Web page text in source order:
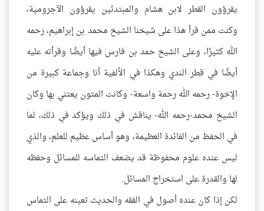
يقرؤون القطر لابن هشام والمبتدئين يقرؤون الآجرومية،
وكنت ممن قرأ هذا على شيخنا الشيخ محمد بن إبراهيم، رحمه
الله كثيرًا، وعلى الشيخ حمد بن فارس فيها أيضًا وقرأته عليه
أيضًا في قطر الندي وهكذا في الألفية أنا وجماعة كبيرة من
الإخوة- رحمه الله رحمة واسعة- وكانت المتون يعتني بها وكان
الشيخ محمد-رحمه الله- يناقش في ذلك ويؤكد في ذلك، لما
في الحفظ من الفائدة العظيمة، وهو أساس عظيم للعلم، والذي
ليس عنده علوم محفوظة قد يضعف التماسه للمسائل وحفظه
لها والقدرة على استخراج المسائل.
لكن إذا كان عنده أصول في الفقه والحديث تعينه على التماس